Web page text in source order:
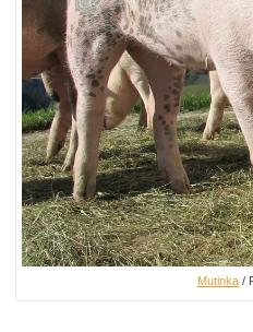
Mutinka /